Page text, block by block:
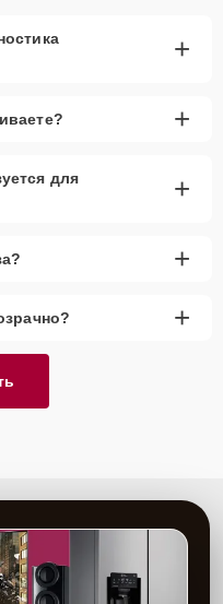
после обслуживания. Мы
отношение к
+
+
для
+
+
+